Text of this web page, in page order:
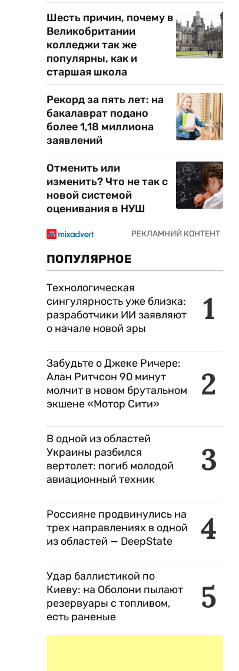
Шесть причин, почему в
Великобритании
колледжи так же
популярны, как и
старшая школа
Рекорд за пять лет: на
бакалаврат подано
более 1,18 миллиона
заявлений
Отменить или
изменить? Что не так с
новой системой
оценивания в НУШ
ПОПУЛЯРНОЕ
1
Технологическая
сингулярность уже близка:
разработчики ИИ заявляют
о начале новой эры
2
Забудьте о Джеке Ричере:
Алан Ритчсон 90 минут
молчит в новом брутальном
экшене «Мотор Сити»
3
В одной из областей
Украины разбился
вертолет: погиб молодой
авиационный техник
4
Россияне продвинулись на
трех направлениях в одной
из областей — DeepState
5
Удар баллистикой по
Киеву: на Оболони пылают
резервуары с топливом,
есть раненые